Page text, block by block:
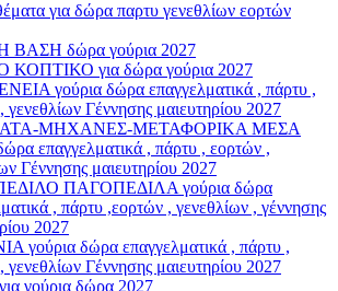
για δώρα παρτυ γενεθλίων εορτών
ΒΑΣΗ δώρα γούρια 2027
ΚΟΠΤΙΚΟ για δώρα γούρια 2027
γούρια δώρα επαγγελματικά , πάρτυ ,
γενεθλίων Γέννησης μαιευτηρίου 2027
ΜΗΧΑΝΕΣ-ΜΕΤΑΦΟΡΙΚΑ ΜΕΣΑ
επαγγελματικά , πάρτυ , εορτών ,
Γέννησης μαιευτηρίου 2027
ΠΑΓΟΠΕΔΙΛΑ γούρια δώρα
, πάρτυ ,εορτών , γενεθλίων , γέννησης
2027
γούρια δώρα επαγγελματικά , πάρτυ ,
γενεθλίων Γέννησης μαιευτηρίου 2027
γούρια δώρα 2027